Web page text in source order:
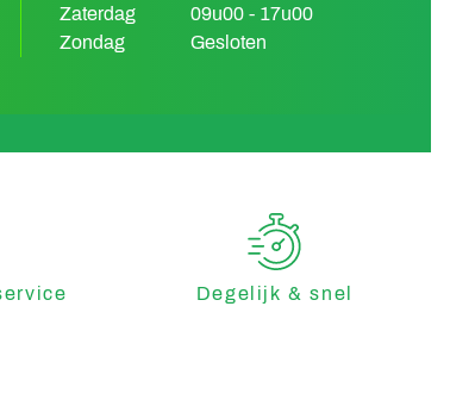
Zaterdag
09u00 - 17u00
Zondag
Gesloten
Degelijk & snel